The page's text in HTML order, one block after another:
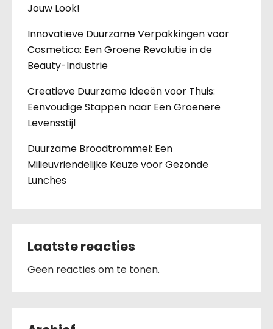
Jouw Look!
Innovatieve Duurzame Verpakkingen voor
Cosmetica: Een Groene Revolutie in de
Beauty-Industrie
Creatieve Duurzame Ideeën voor Thuis:
Eenvoudige Stappen naar Een Groenere
Levensstijl
Duurzame Broodtrommel: Een
Milieuvriendelijke Keuze voor Gezonde
Lunches
Laatste reacties
Geen reacties om te tonen.